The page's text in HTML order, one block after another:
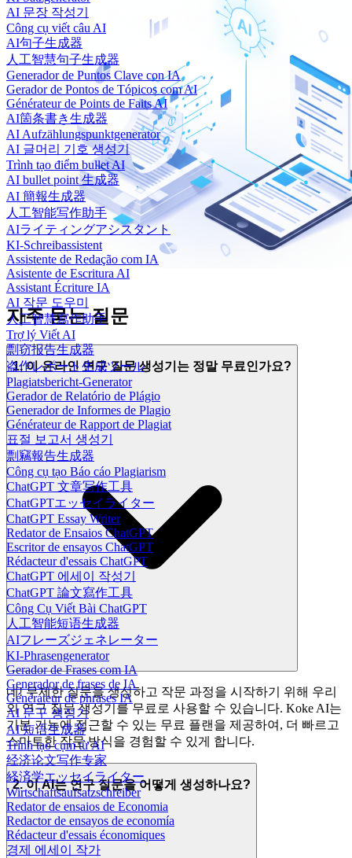
AI 문장 작성기
Công cụ viết câu AI
AI句子生成器
人工智慧句子生成器
Generador de Puntos Clave con IA
Gerador de Pontos de Tópicos com AI
Générateur de Points de Faits AI
AI箇条書き生成器
AI Aufzählungspunktgenerator
AI 글머리 기호 생성기
Trình tạo điểm bullet AI
AI bullet point 生成器
AI 簡報生成器
人工智能写作助手
AIライティングアシスタント
KI-Schreibassistent
Assistente de Redação com IA
Asistente de Escritura AI
Assistant Écriture IA
AI 작문 도우미
人工智慧寫作助手
Trợ lý Viết AI
剽窃报告生成器
盗作レポート生成ツール
Plagiatsbericht-Generator
Gerador de Relatório de Plágio
Generador de Informes de Plagio
Générateur de Rapport de Plagiat
표절 보고서 생성기
剽竊報告生成器
Công cụ tạo Báo cáo Plagiarism
ChatGPT 文章写作工具
ChatGPTエッセイライター
ChatGPT Essay Writer
Redator de Ensaios ChatGPT
Escritor de ensayos ChatGPT
Rédacteur d'essais ChatGPT
ChatGPT 에세이 작성기
ChatGPT 論文寫作工具
Công Cụ Viết Bài ChatGPT
人工智能短语生成器
AIフレーズジェネレーター
KI-Phrasengenerator
Gerador de Frases com IA
Generador de frases de IA
Générateur de phrases IA
AI 문구 생성기
AI 短语生成器
Trình tạo cụm từ AI
经济论文写作专家
経済学エッセイライター
Wirtschaftsaufsatzschreiber
Redator de ensaios de Economia
Redactor de ensayos de economía
Rédacteur d'essais économiques
경제 에세이 작가
자주 묻는 질문
1. 이 온라인 연구 질문 생성기는 정말 무료인가요?
네! 무제한 질문을 생성하고 작문 과정을 시작하기 위해 우리
의 연구 질문 생성기를 무료로 사용할 수 있습니다. Koke AI는
기본 기능에 접근할 수 있는 무료 플랜을 제공하여, 더 빠르고
스마트한 작문 방식을 경험할 수 있게 합니다.
2. 이 AI는 연구 질문을 어떻게 생성하나요?